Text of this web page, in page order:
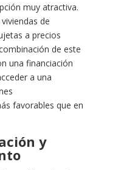
muy atractiva.
de
a precios
de este
una financiación
a una
favorables que en
y